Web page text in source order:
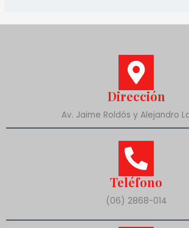
Dirección
Av. Jaime Roldós y Alejandro
Teléfono
(06) 2868-014